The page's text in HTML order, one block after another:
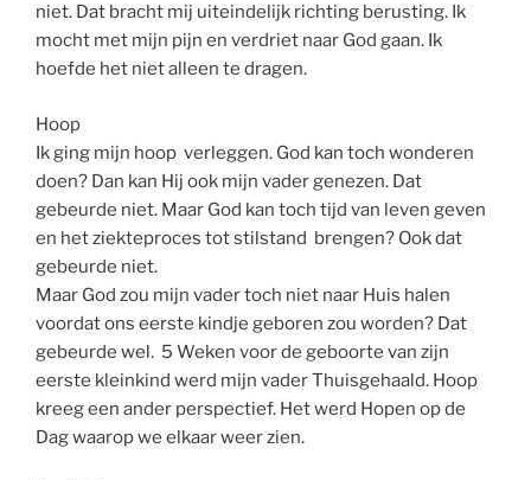
niet. Dat bracht mij uiteindelijk richting berusting. Ik
mocht met mijn pijn en verdriet naar God gaan. Ik
hoefde het niet alleen te dragen.
Hoop
Ik ging mijn hoop verleggen. God kan toch wonderen
doen? Dan kan Hij ook mijn vader genezen. Dat
gebeurde niet. Maar God kan toch tijd van leven geven
en het ziekteproces tot stilstand brengen? Ook dat
gebeurde niet.
Maar God zou mijn vader toch niet naar Huis halen
voordat ons eerste kindje geboren zou worden? Dat
gebeurde wel. 5 Weken voor de geboorte van zijn
eerste kleinkind werd mijn vader Thuisgehaald. Hoop
kreeg een ander perspectief. Het werd Hopen op de
Dag waarop we elkaar weer zien.